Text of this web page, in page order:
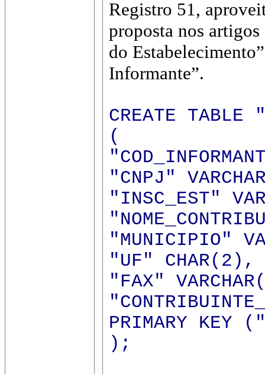
Registro 51,
proposta nos
do
Informante”.
CREATE TABLE
(
"CNPJ"
"INSC_EST"
"MUNICIPIO"
"UF" CHAR(2),
"FAX"
PRIMARY KEY
);